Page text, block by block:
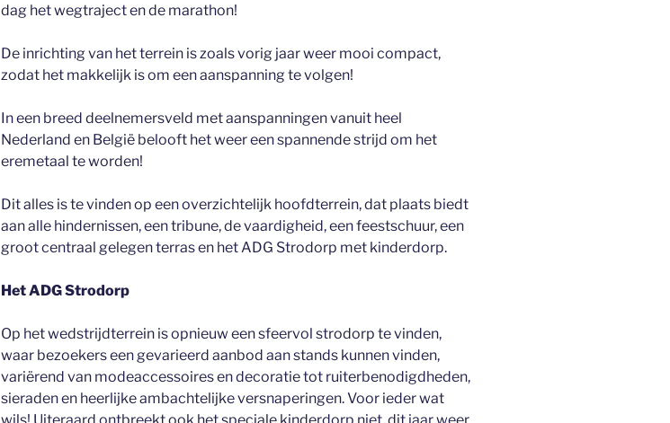
dag het wegtraject en de marathon!
De inrichting van het terrein is zoals vorig jaar weer mooi compact,
zodat het makkelijk is om een aanspanning te volgen!
In een breed deelnemersveld met aanspanningen vanuit heel
Nederland en België belooft het weer een spannende strijd om het
eremetaal te worden!
Dit alles is te vinden op een overzichtelijk hoofdterrein, dat plaats biedt
aan alle hindernissen, een tribune, de vaardigheid, een feestschuur, een
groot centraal gelegen terras en het ADG Strodorp met kinderdorp.
Het ADG Strodorp
Op het wedstrijdterrein is opnieuw een sfeervol strodorp te vinden,
waar bezoekers een gevarieerd aanbod aan stands kunnen vinden,
variërend van modeaccessoires en decoratie tot ruiterbenodigdheden,
sieraden en heerlijke ambachtelijke versnaperingen. Voor ieder wat